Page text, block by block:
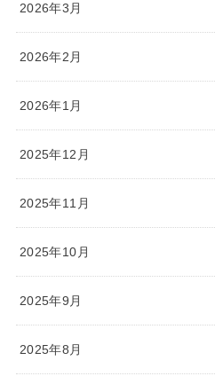
2026年3月
2026年2月
2026年1月
2025年12月
2025年11月
2025年10月
2025年9月
2025年8月